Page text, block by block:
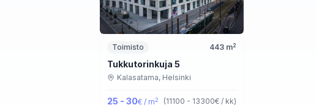
Toimisto 443m2
Tukkutorinkuja 5
Kalasatama, Helsinki
25 - 30€ / m2 (11100 - 13300€ / kk)